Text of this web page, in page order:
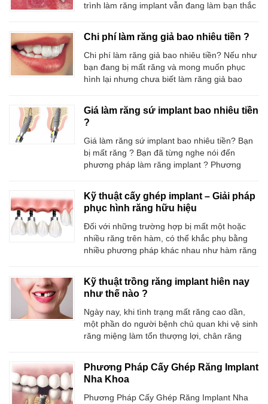
trình làm răng implant vẫn đang làm bạn thắc
hi vọng sẽ giúp ích cho bạn giải đáp những
điều đó. Cần
Chi phí làm răng giả bao nhiêu tiền ?
Chi phí làm răng giả bao nhiêu tiền? Nếu như
bạn đang bị mất răng và mong muốn phục
hình lại nhưng chưa biết làm răng giả bao
tham khảo trước khi quyết định thăm khám ở
các phòng
Giá làm răng sứ implant bao nhiêu tiền
?
Giá làm răng sứ implant bao nhiêu tiền? Bạn
bị mất răng ? Bạn đã từng nghe nói đến
phương pháp làm răng implant ? Phương
? … Những câu hỏi đó sẽ được giải đáp ngay
sau đây: Giá
Kỹ thuật cấy ghép implant – Giải pháp
phục hình răng hữu hiệu
Đối với những trường hợp bị mất một hoặc
nhiều răng trên hàm, có thể khắc phụ bằng
nhiều phương pháp khác nhau như hàm răng
lâu bền thì sản phẩm của phương pháp cấy
ghép implant đang là giải pháp
Kỹ thuật trồng răng implant hiên nay
như thế nào ?
Ngày nay, khi tình trạng mất răng cao dần,
một phần do người bệnh chủ quan khi vệ sinh
răng miệng làm tổn thượng lợi, chân răng
gặp tai nạn, làm bạn mất vĩnh viễn những
chiếc răng gây cản trở giao
Phương Pháp Cấy Ghép Răng Implant
Nha Khoa
Phương Pháp Cấy Ghép Răng Implant Nha